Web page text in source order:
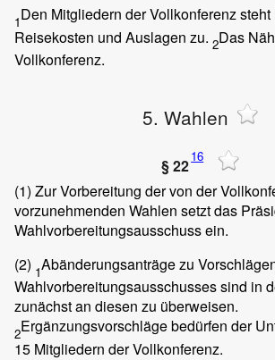
1Den Mitgliedern der Vollkonferenz steht
Reisekosten und Auslagen zu. 2Das
Vollkonferenz.
5. Wahlen
§ 2216
(1) Zur Vorbereitung der von der
vorzunehmenden Wahlen setzt das
Wahlvorbereitungsausschuss ein.
(2) 1Abänderungsanträge zu
Wahlvorbereitungsausschusses sind in
zunächst an diesen zu überweisen.
2Ergänzungsvorschläge bedürfen der
15 Mitgliedern der Vollkonferenz.